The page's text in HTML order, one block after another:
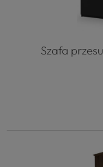
Szafa